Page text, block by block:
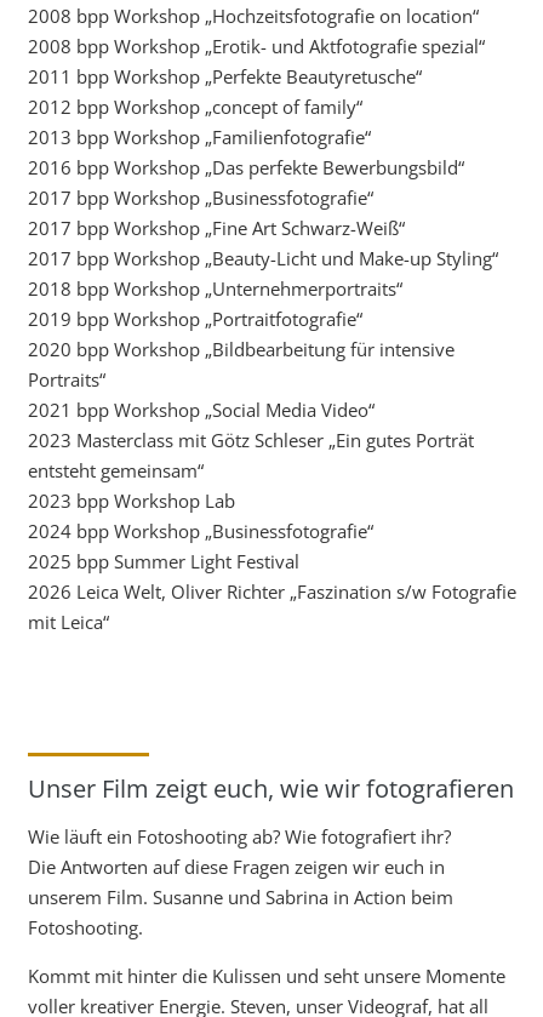
2008 bpp Workshop „Hochzeitsfotografie on location“
2008 bpp Workshop „Erotik- und Aktfotografie spezial“
2011 bpp Workshop „Perfekte Beautyretusche“
2012 bpp Workshop „concept of family“
2013 bpp Workshop „Familienfotografie“
2016 bpp Workshop „Das perfekte Bewerbungsbild“
2017 bpp Workshop „Businessfotografie“
2017 bpp Workshop „Fine Art Schwarz-Weiß“
2017 bpp Workshop „Beauty-Licht und Make-up Styling“
2018 bpp Workshop „Unternehmerportraits“
2019 bpp Workshop „Portraitfotografie“
2020 bpp Workshop „Bildbearbeitung für intensive
Portraits“
2021 bpp Workshop „Social Media Video“
2023 Masterclass mit Götz Schleser „Ein gutes Porträt
entsteht gemeinsam“
2023 bpp Workshop Lab
2024 bpp Workshop „Businessfotografie“
2025 bpp Summer Light Festival
2026 Leica Welt, Oliver Richter „Faszination s/w Fotografie
mit Leica“
Unser Film zeigt euch, wie wir fotografieren
Wie läuft ein Fotoshooting ab? Wie fotografiert ihr?
Die Antworten auf diese Fragen zeigen wir euch in
unserem Film. Susanne und Sabrina in Action beim
Fotoshooting.
Kommt mit hinter die Kulissen und seht unsere Momente
voller kreativer Energie. Steven, unser Videograf, hat all